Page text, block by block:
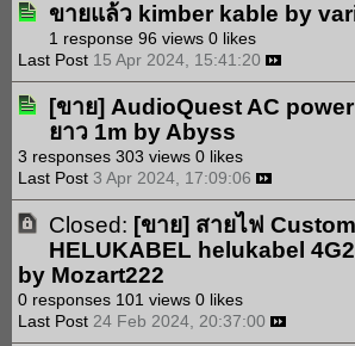
ขายแล้ว kimber kable by
1 response 96 views 0 likes
Last Post 15 Apr 2024, 15:41:20
[ขาย] AudioQuest AC power
ยาว 1m by Abyss
3 responses 303 views 0 likes
Last Post 3 Apr 2024, 17:09:06
Closed: [ขาย] สายไฟ
HELUKABEL helukabel
by Mozart222
0 responses 101 views 0 likes
Last Post 24 Feb 2024, 20:37:00